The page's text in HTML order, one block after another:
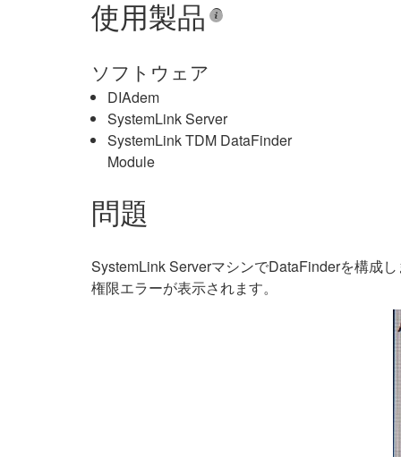
使用製品
ソフトウェア
DIAdem
SystemLink Server
SystemLink TDM DataFinder
Module
問題
SystemLink ServerマシンでDataFinderを構成
権限エラーが表示されます。